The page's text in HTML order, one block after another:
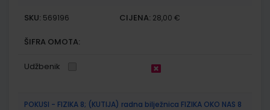
SKU: 569196 CIJENA: 28,00 €
ŠIFRA OMOTA:
Udžbenik
POKUSI - FIZIKA 8; (KUTIJA) radna bilježnica FIZIKA OKO NAS 8